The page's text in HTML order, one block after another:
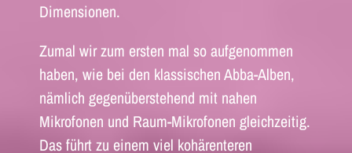
Dimensionen.
Zumal wir zum ersten mal so aufgenommen
haben, wie bei den klassischen Abba-Alben,
nämlich gegenüberstehend mit nahen
Mikrofonen und Raum-Mikrofonen gleichzeitig.
Das führt zu einem viel kohärenteren